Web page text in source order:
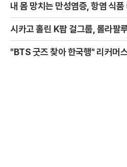
내 몸 망치는 만성염증, 항염 식
시카고 홀린 K팝 걸그룹, 롤라팔
"BTS 굿즈 찾아 한국행" 리커머